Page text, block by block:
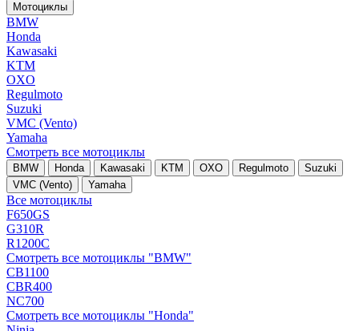
Мотоциклы
BMW
Honda
Kawasaki
KTM
OXO
Regulmoto
Suzuki
VMC (Vento)
Yamaha
Смотреть все мотоциклы
BMW Honda Kawasaki KTM OXO Regulmoto
Suzuki
VMC (Vento)
Yamaha
Все мотоциклы
F650GS
G310R
R1200C
Смотреть все мотоциклы "BMW"
CB1100
CBR400
NC700
Смотреть все мотоциклы "Honda"